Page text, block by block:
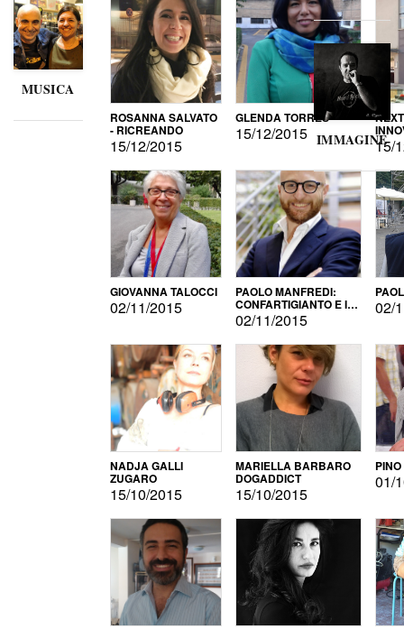
MUSICA
ROSANNA SALVATO
- RICREANDO
15/12/2015
GLENDA TORRES
15/12/2015
15/
GIOVANNA TALOCCI
02/11/2015
PAOLO MANFREDI:
CONFARTIGIANTO E IL
SONDAGGIO
02/11/2015
02/
NADJA GALLI
ZUGARO
15/10/2015
MARIELLA BARBARO
DOGADDICT
15/10/2015
01/
IMMAGINE